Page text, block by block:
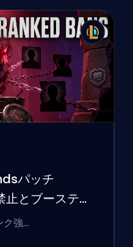
パッチ
止とブーステ
強…